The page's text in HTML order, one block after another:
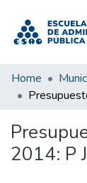
Home
2014: P